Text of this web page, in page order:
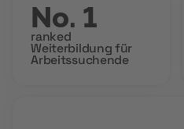
No. 1
ranked
Weiterbildung für
Arbeitssuchende